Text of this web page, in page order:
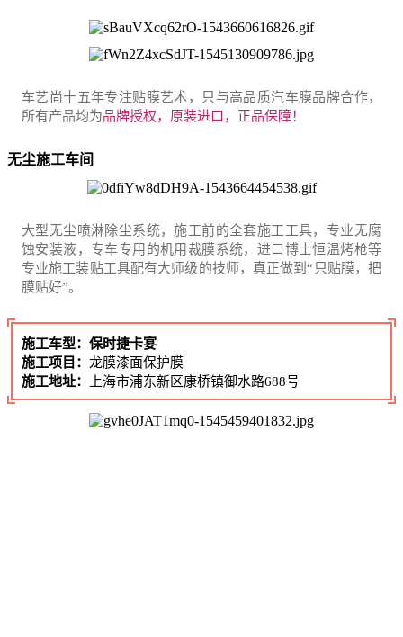
车艺尚十五年专注贴膜艺术，只与高品质汽车膜品牌合作，
所有产品均为品牌授权，原装进口，正品保障！
无尘施工车间
大型无尘喷淋除尘系统，施工前的全套施工工具，专业无腐
蚀安装液，专车专用的机用裁膜系统，进口博士恒温烤枪等
专业施工装贴工具配有大师级的技师，真正做到“只贴膜，把
膜贴好”。
施工车型：保时捷卡宴
施工项目： 龙膜漆面保护膜
施工地址：
上海市浦东新区康桥镇御水路688号